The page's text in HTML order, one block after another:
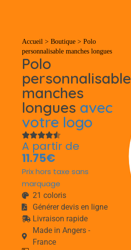
Accueil> Boutique> Polo
personnalisable manches longues
Polo
personnalisable
manches
longues avec
votre logo
A partir de
11.75€
Prix hors taxe sans
marquage
21 coloris
Générer devis en ligne
Livraison rapide
Made in Angers -
France